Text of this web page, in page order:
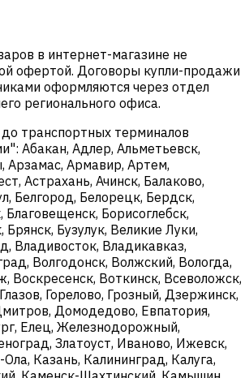
в интернет-магазине не
офертой. Договоры купли-продажи
оформляются через отдел
регионального офиса.
транспортных терминалов
Абакан, Адлер, Альметьевск,
Арзамас, Армавир, Артем,
Астрахань, Ачинск, Балаково,
Белгород, Белорецк, Бердск,
Благовещенск, Борисоглебск,
Брянск, Бузулук, Великие Луки,
Владивосток, Владикавказ,
Волгодонск, Волжский, Вологда,
Воскресенск, Воткинск, Всеволожск,
Горелово, Грозный, Дзержинск,
Домодедово, Евпатория,
Елец, Железнодорожный,
Златоуст, Иваново, Ижевск,
Казань, Калининград, Калуга,